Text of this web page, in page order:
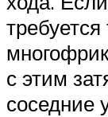
с этим
соседние